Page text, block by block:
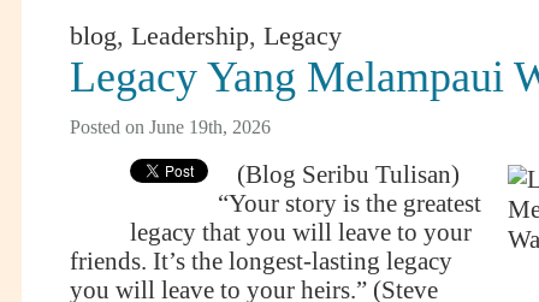
blog, Leadership, Legacy
Legacy Yang Melampaui
Posted on June 19th, 2026
(Blog Seribu Tulisan)
“Your story is the greatest
legacy that you will leave to your
friends. It’s the longest-lasting legacy
you will leave to your heirs.” (Steve